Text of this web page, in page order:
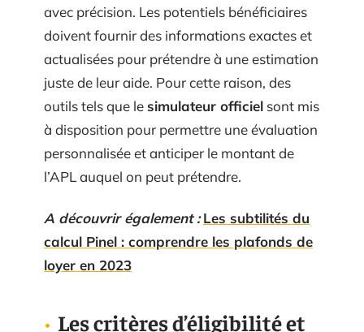
avec précision. Les potentiels bénéficiaires
doivent fournir des informations exactes et
actualisées pour prétendre à une estimation
juste de leur aide. Pour cette raison, des
outils tels que lesimulateur officiel sont mis
à disposition pour permettre une évaluation
personnalisée et anticiper le montant de
l’APL auquel on peut prétendre.
A découvrir également : Les subtilités du
calcul Pinel : comprendre les plafonds de
loyer en 2023
Les critères d’éligibilité et